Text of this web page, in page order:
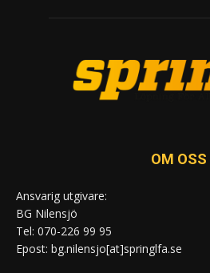
OM OSS
Ansvarig utgivare:
BG Nilensjö
Tel: 070-226 99 95
Epost: bg.nilensjo[at]springlfa.se